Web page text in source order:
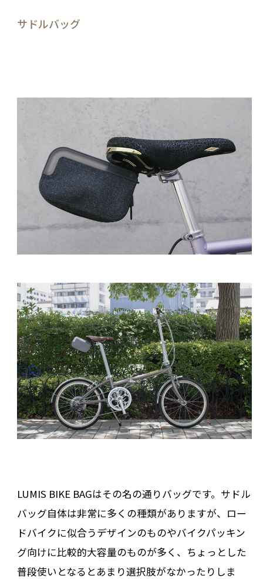
サドルバッグ
LUMIS BIKE BAGはその名の通りバッグです。サドル
バッグ自体は非常に多くの種類がありますが、ロー
ドバイクに似合うデザインのものやバイクパッキン
グ向けに比較的大容量のものが多く、ちょっとした
普段使いとなるとあまり選択肢がなかったりしま